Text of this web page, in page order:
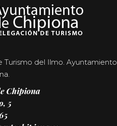
Turismo del Ilmo. Ayuntamiento
Chipiona
5